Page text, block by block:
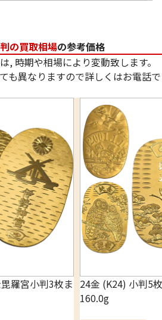
の買取相場の参考価格
, 時期や相場により変動致します。
も異なりますので詳しくはお電話で
羅宮小判3枚ま 24金 (K24) 小判5
160.0g